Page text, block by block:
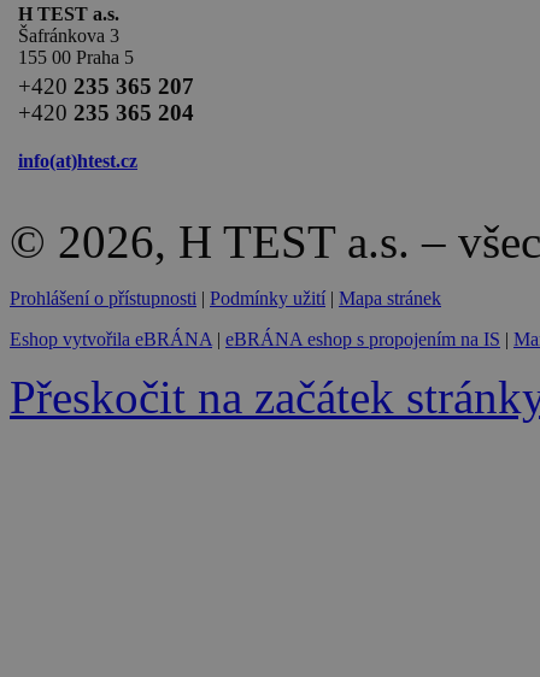
H TEST a.s.
Šafránkova 3
155 00 Praha 5
+420 235 365 207
+420 235 365 204
info(at)htest.cz
© 2026, H TEST a.s. –
Prohlášení o přístupnosti | Podmínky užití | Mapa stránek
Eshop vytvořila eBRÁNA | eBRÁNA eshop s propojením na IS |
Přeskočit na začátek